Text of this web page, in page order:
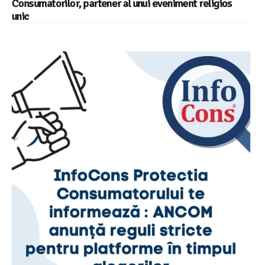
Consumatorilor, partener al unui eveniment religios
unic